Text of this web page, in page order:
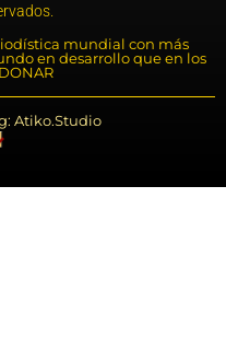
mundial con más
en desarrollo que en los
Atiko.Studio